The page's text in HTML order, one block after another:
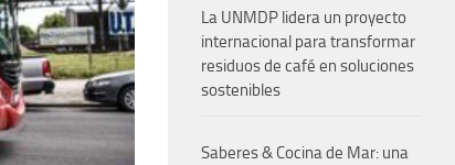
La UNMDP lidera un proyecto
internacional para transformar
residuos de café en soluciones
sostenibles
Saberes & Cocina de Mar: una